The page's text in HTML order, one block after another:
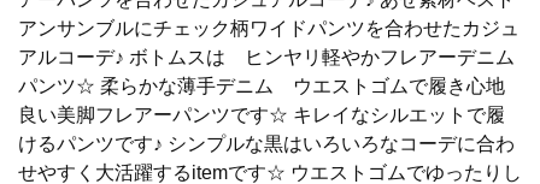
アンサンブルにチェック柄ワイドパンツを合わせたカジュ
アルコーデ♪ ボトムスは ヒンヤリ軽やかフレアーデニム
パンツ☆ 柔らかな薄手デニム ウエストゴムで履き心地
良い美脚フレアーパンツです☆ キレイなシルエットで履
けるパンツです♪ シンプルな黒はいろいろなコーデに合わ
せやすく大活躍するitemです☆ ウエストゴムでゆったりし